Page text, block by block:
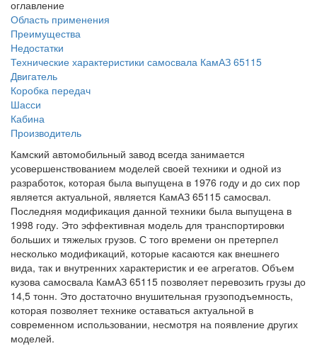
оглавление
Область применения
Преимущества
Недостатки
Технические характеристики самосвала КамАЗ 65115
Двигатель
Коробка передач
Шасси
Кабина
Производитель
Камский автомобильный завод всегда занимается
усовершенствованием моделей своей техники и одной из
разработок, которая была выпущена в 1976 году и до сих пор
является актуальной, является КамАЗ 65115 самосвал.
Последняя модификация данной техники была выпущена в
1998 году. Это эффективная модель для транспортировки
больших и тяжелых грузов. С того времени он претерпел
несколько модификаций, которые касаются как внешнего
вида, так и внутренних характеристик и ее агрегатов. Объем
кузова самосвала КамАЗ 65115 позволяет перевозить грузы до
14,5 тонн. Это достаточно внушительная грузоподъемность,
которая позволяет технике оставаться актуальной в
современном использовании, несмотря на появление других
моделей.